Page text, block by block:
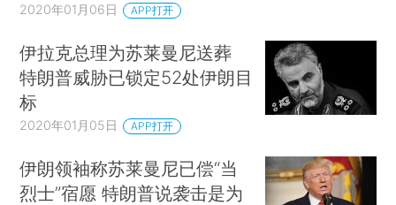
2020年01月06日 APP打开
伊拉克总理为苏莱曼尼送葬
特朗普威胁已锁定52处伊朗目
标
2020年01月05日 APP打开
伊朗领袖称苏莱曼尼已偿“当
烈士”宿愿 特朗普说袭击是为